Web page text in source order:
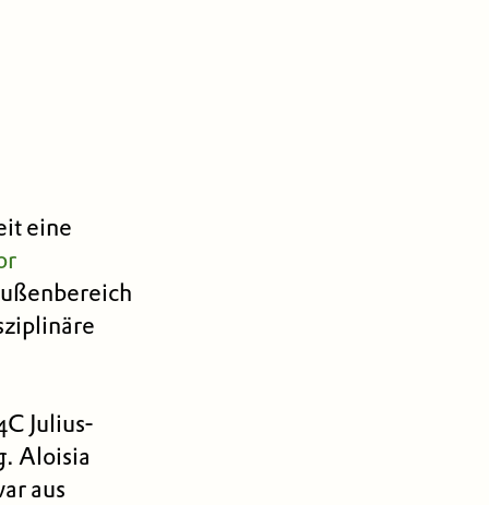
eine
Julius-
Aloisia
aus